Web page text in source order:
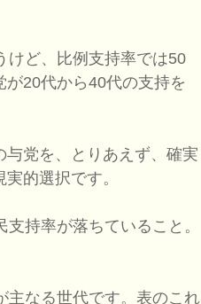
ど、比例支持率では50
20代から40代の支持を
党を、とりあえず、確実
的選択です。
持率が落ちていること。
なる世代です。表のこれ